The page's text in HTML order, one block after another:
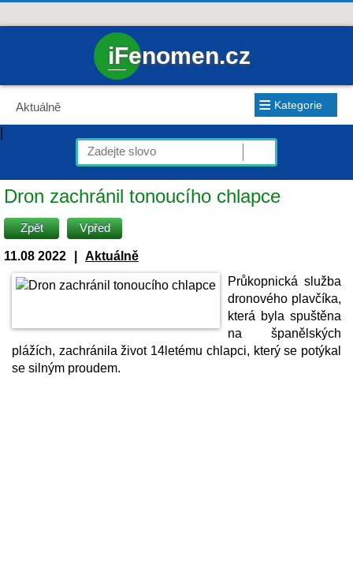
iFenomen.cz
Aktuálně ≡ Kategorie
|
Dron zachránil tonoucího chlapce
Zpět Vpřed
11.08 2022
Aktuálně
Průkopnická služba
dronového plavčíka,
která byla spuštěna
na španělských
plážích, zachránila život 14letému chlapci, který se potýkal
se silným proudem.